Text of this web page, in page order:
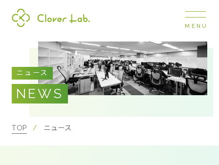
COMPANY
企業情報
ナビ
事業展開
MENU
ニュース
NEWS
TOP ニュース